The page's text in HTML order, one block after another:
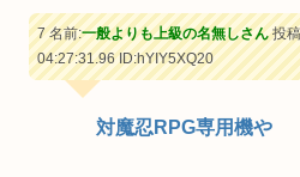
7 名前:一般よりも上級の名無しさん投
04:27:31.96ID:hYIY5XQ20
対魔忍RPG専用機や